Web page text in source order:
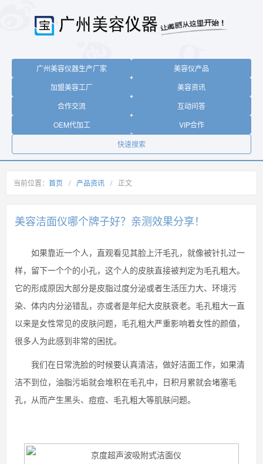
广州美容仪器生产厂家
美容仪产品
加盟美容工厂
美容资讯
合作交流
互动问答
OEM代加工
VIP合作
快速搜索
当前位置： 首页 / 产品资讯 / 正文
美容洁面仪哪个牌子好？亲测效果分享！
如果靠近一个人，直观看见其脸上汗毛孔，就像被针扎过一
样，留下一个个的小孔，这个人的皮肤直接被判定为毛孔粗大。
它的形成原因大部分是皮脂过度分泌或者生活压力大、环境污
染、体内内分泌错乱，亦或者是年纪大皮肤衰老。毛孔粗大一直
以来是女性常见的皮肤问题，毛孔粗大严重影响着女性的颜值，
很多人为此感到非常的困扰。
我们在日常洗脸的时候要认真清洁，做好洁面工作，如果清
洁不到位，油脂污垢就会堆积在毛孔中，日积月累就会堵塞毛
孔，从而产生黑头、痘痘、毛孔粗大等肌肤问题。